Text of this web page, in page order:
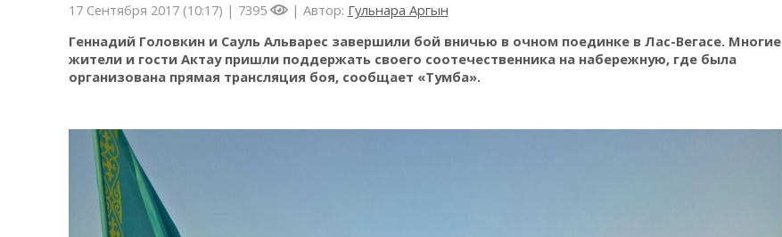
17 Сентября 2017 (10:17) | 7395 | Автор: Гульнара Аргын
Геннадий Головкин и Сауль Альварес завершили бой вничью в очном поединке в Лас-Вегасе. Многие
жители и гости Актау пришли поддержать своего соотечественника на набережную, где была
организована прямая трансляция боя, сообщает «Тумба».